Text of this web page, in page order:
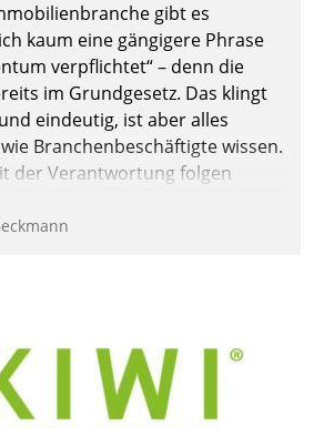
gibt es
kaum eine gängigere Phrase
verpflichtet“ – denn die
im Grundgesetz. Das klingt
eindeutig, ist aber alles
Branchenbeschäftigte wissen.
der Verantwortung folgen